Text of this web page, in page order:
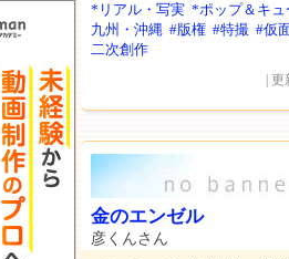
*リアル・写実 *ポップ＆キュ
九州・沖縄 #版権 #特撮 #仮
二次創作
|
金のエンゼル
彦くんさん